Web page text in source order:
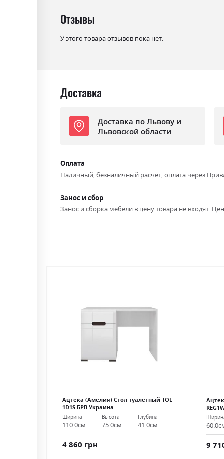
Отзывы
У этого товара отзывов пока нет.
Доставка
Доставка по Львову и
Львовской области
Оплата
Наличный, безналичный расчет, оплата через
Занос и сбор
Занос и сборка мебели в цену товара не входят.
Ацтека (Амелия) Стол туалетный TOL
1D1S БРВ Украина
Ширина
110.0см
Высота
75.0см
Глубина
41.0см
4 860 грн 9